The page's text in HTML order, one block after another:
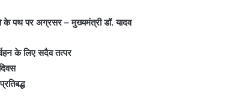
के पथ पर अग्रसर – मुख्यमंत्री डॉ. यादव
के लिए सदैव तत्पर